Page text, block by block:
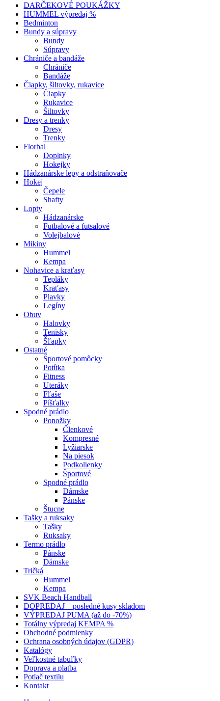
DARČEKOVÉ POUKÁŽKY
HUMMEL výpredaj %
Bedminton
Bundy a súpravy
Bundy
Súpravy
Chrániče a bandáže
Chrániče
Bandáže
Čiapky, šiltovky, rukavice
Čiapky
Rukavice
Šiltovky
Dresy a trenky
Dresy
Trenky
Florbal
Doplnky
Hokejky
Hádzanárske lepy a odstraňovače
Hokej
Čepele
Shafty
Lopty
Hádzanárske
Futbalové a futsalové
Volejbalové
Mikiny
Hummel
Kempa
Nohavice a kraťasy
Tepláky
Kraťasy
Plavky
Legíny
Obuv
Halovky
Tenisky
Šľapky
Ostatné
Športové pomôcky
Potítka
Fitness
Uteráky
Fľaše
Píšťalky
Spodné prádlo
Ponožky
Členkové
Kompresné
Lyžiarske
Na piesok
Podkolienky
Športové
Spodné prádlo
Dámske
Pánske
Štucne
Tašky a ruksaky
Tašky
Ruksaky
Termo prádlo
Pánske
Dámske
Tričká
Hummel
Kempa
SVK Beach Handball
DOPREDAJ – posledné kusy skladom
VÝPREDAJ PUMA (až do -70%)
Totálny výpredaj KEMPA %
Obchodné podmienky
Ochrana osobných údajov (GDPR)
Katalógy
Veľkostné tabuľky
Doprava a platba
Potlač textilu
Kontakt